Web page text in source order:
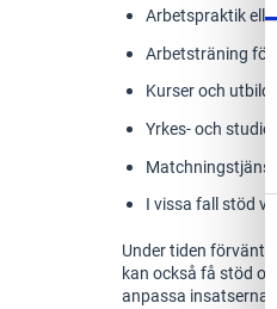
Arbetspraktik
Arbetsträning
Kurser och
Yrkes- och
I vissa fall stöd
Under tiden
kan också få stöd
anpassa insatserna